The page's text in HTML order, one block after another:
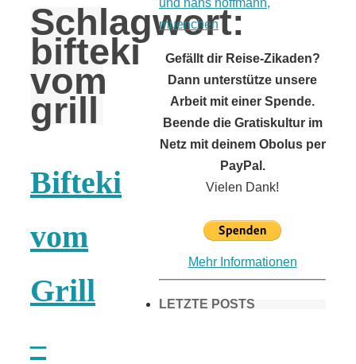
Schlagwort:
bifteki
vom
grill
Bifteki
vom
Grill
–
Gefällt dir Reise-Zikaden?
Dann unterstütze unsere
Arbeit mit einer Spende.
Beende die Gratiskultur im
Netz mit deinem Obolus per
PayPal.
Vielen Dank!
Mehr Informationen
LETZTE POSTS